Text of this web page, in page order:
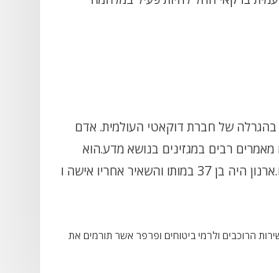
בהגרלה של חברת דוקאטי העולמית. אדם
רבים במגזינים בנושא מדע.הוא
נהרג בתאונה ב – 19.05.07 בעת שרכב התפרץ מדרך עפר ופגע בו.ארנון היה בן 37 במותו והשאיר אחריו אישה ו
הרוכבים ולרמי ביטוחים ופרפר אשר תורמים את